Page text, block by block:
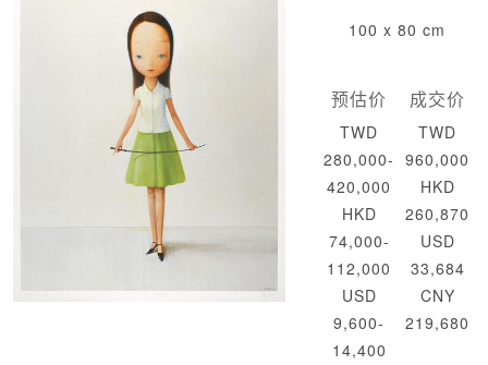
100 x 80 cm
预估价
TWD
280,000-
420,000
HKD
74,000-
112,000
USD
9,600-
14,400
成交价
TWD
960,000
HKD
260,870
USD
33,684
CNY
219,680